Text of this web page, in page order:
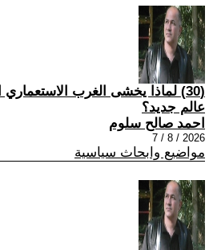
(30) لماذا يخشى الغرب
عالم جديد؟
احمد صالح سلوم
2026 / 8 / 7
مواضيع وابحاث سياسية